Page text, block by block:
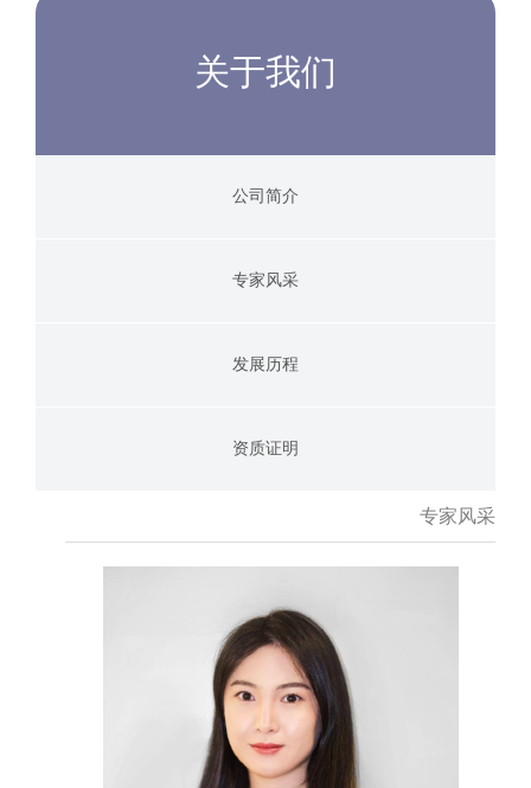
关于我们
公司简介
专家风采
发展历程
资质证明
专家风采